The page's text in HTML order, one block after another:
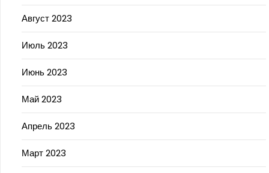
Август 2023
Июль 2023
Июнь 2023
Май 2023
Апрель 2023
Март 2023